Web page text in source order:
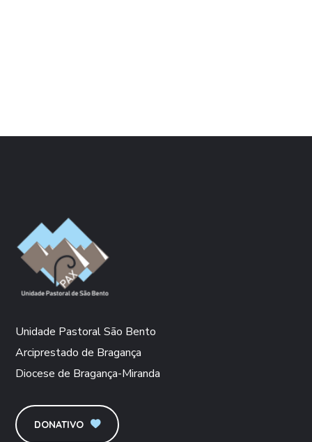
Unidade Pastoral São Bento
Arciprestado de Bragança
Diocese de Bragança-Miranda
DONATIVO